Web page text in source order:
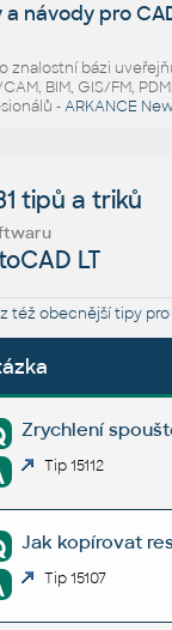
a návody pro
znalostní bázi
BIM, GIS/FM,
-ARKANCE
tipů a triků
LT
též obecnější tipy pro
Zrychlení
Tip 15112
Jak kopírovat
Tip 15107